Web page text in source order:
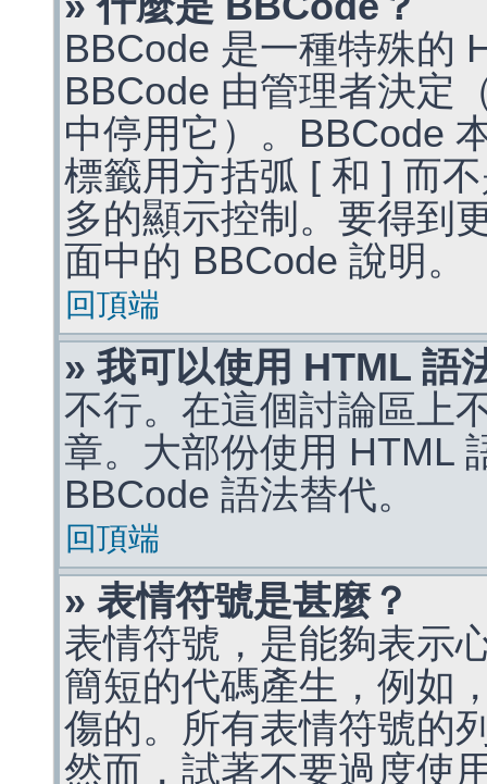
BBCode 是一種特殊的
BBCode 由管理者決定
中停用它）。BBCode
標籤用方括弧 [ 和 ] 而
多的顯示控制。要得到
面中的 BBCode 說明。
回頂端
» 我可以使用 HTML 語
不行。在這個討論區上
章。大部份使用 HTML
BBCode 語法替代。
回頂端
» 表情符號是甚麼？
表情符號，是能夠表示
簡短的代碼產生，例如
傷的。所有表情符號的
然而，試著不要過度使